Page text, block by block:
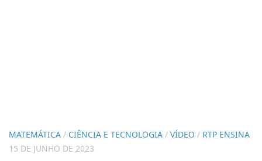
MATEMÁTICA / CIÊNCIA E TECNOLOGIA / VÍDEO / RTP ENSINA
15 DE JUNHO DE 2023